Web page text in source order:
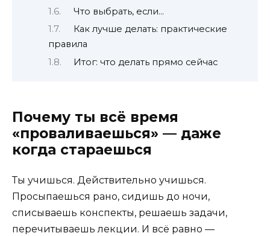
Что выбрать, если…
Как лучше делать: практические
правила
Итог: что делать прямо сейчас
Почему ты всё время
«проваливаешься» — даже
когда стараешься
Ты учишься. Действительно учишься.
Просыпаешься рано, сидишь до ночи,
списываешь конспекты, решаешь задачи,
перечитываешь лекции. И всё равно —